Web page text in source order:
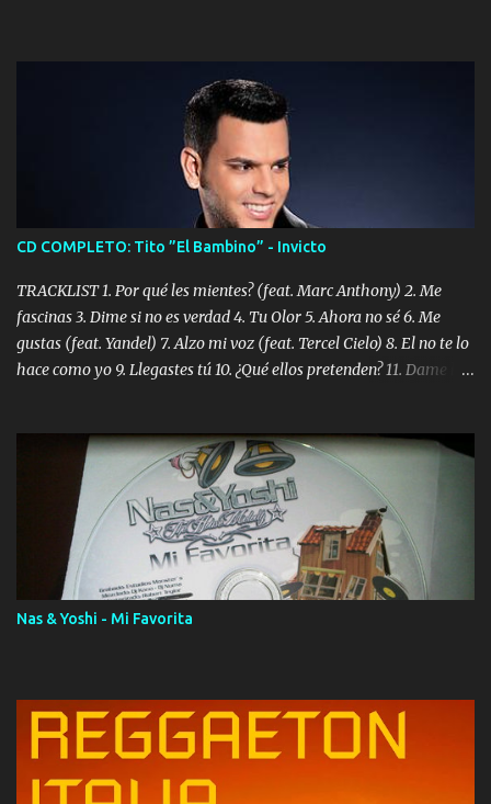
CD COMPLETO: Tito ”El Bambino” - Invicto
TRACKLIST 1. Por qué les mientes? (feat. Marc Anthony) 2. Me
fascinas 3. Dime si no es verdad 4. Tu Olor 5. Ahora no sé 6. Me
gustas (feat. Yandel) 7. Alzo mi voz (feat. Tercel Cielo) 8. El no te lo
hace como yo 9. Llegastes tú 10. ¿Qué ellos pretenden? 11. Dame la
Digital Booklet – Invicto ----------------------------- Nota:
Album proposto al massimo della qualità in formato iTunes Plus
AAC M4A; comprato su iTunes e a disposizione vostra per il
download. REGGAETON ITALIA Nosotros Somos Los Del
Momento!
Nas & Yoshi - Mi Favorita